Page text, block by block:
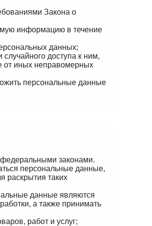
Закона о
информацию в течение
данных;
доступа к ним,
от иных неправомерных
персональные данные
законами.
персональные данные,
раскрытия таких
данные являются
а также принимать
работ и услуг;